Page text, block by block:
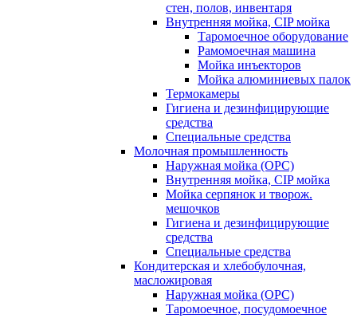
стен, полов, инвентаря
Внутренняя мойка, CIP мойка
Таромоечное оборудование
Рамомоечная машина
Мойка инъекторов
Мойка алюминиевых палок
Термокамеры
Гигиена и дезинфицирующие
средства
Специальные средства
Молочная промышленность
Наружная мойка (ОРС)
Внутренняя мойка, CIP мойка
Мойка серпянок и творож.
мешочков
Гигиена и дезинфицирующие
средства
Специальные средства
Кондитерская и хлебобулочная,
масложировая
Наружная мойка (ОРС)
Таромоечное, посудомоечное